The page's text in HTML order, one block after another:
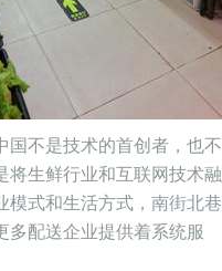
国不是技术的首创者，也不
将生鲜行业和互联网技术融
式和生活方式， 南街北巷
多配送企业提供着系统服